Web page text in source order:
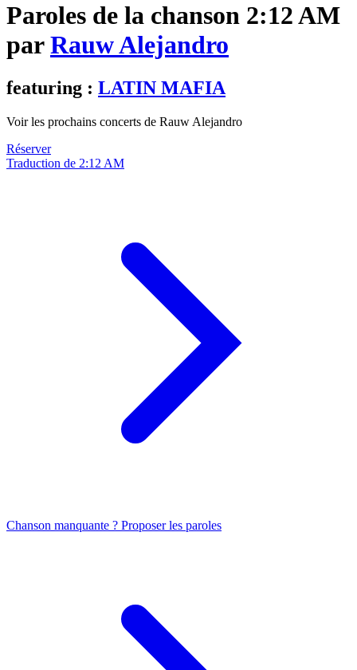
Paroles de la chanson 2:12 AM
parRauw Alejandro
featuring : LATIN MAFIA
Voir les prochains concerts de Rauw Alejandro
Réserver
Traduction de 2:12 AM
Chanson manquante ? Proposer les paroles